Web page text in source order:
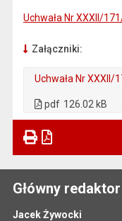
Uchwała Nr XXXII/
Załączniki:
Uchwała Nr XXXII/
pdf 126.02 kB
Główny
Jacek Żywocki